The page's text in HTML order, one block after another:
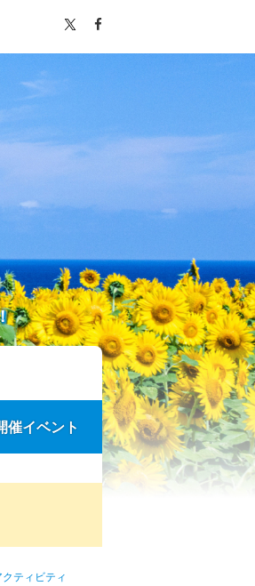
催イベント
ティビティ